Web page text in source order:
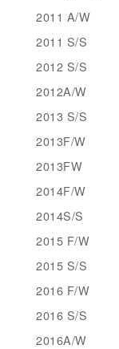
2011 A/W
2011 S/S
2012 S/S
2012A/W
2013 S/S
2013F/W
2013FW
2014F/W
2014S/S
2015 F/W
2015 S/S
2016 F/W
2016 S/S
2016A/W